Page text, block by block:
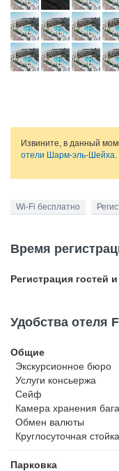
Извините, в данный
отели Шарм-эль-Шейха.
Wi-Fi бесплатно
Время
Регистрация гостей
Удобства отеля
Общие
Экскурсионное бюро
Услуги консьержа
Сейф
Камера хранения
Обмен валюты
Круглосуточная
Парковка